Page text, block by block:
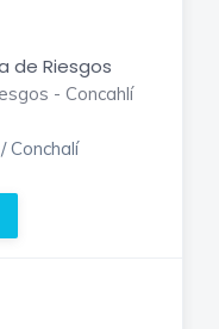
de Riesgos
- Concahlí
Conchalí